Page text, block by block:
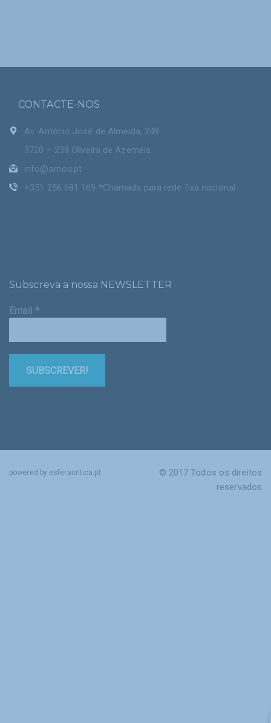
CONTACTE-NOS
Av. António José de Almeida, 249
3720 – 239 Oliveira de Azeméis
info@amoa.pt
+351 256 681 169 *Chamada para rede fixa nacional
Subscreva a nossa NEWSLETTER
Email *
powered by esferacritica.pt
© 2017 Todos os direitos
reservados